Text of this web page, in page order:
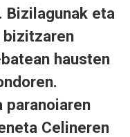
Bizilagunak eta
bizitzaren
hausten
paranoiaren
Celineren